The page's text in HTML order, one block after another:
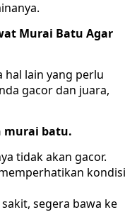
Murai Batu Agar
hal lain yang perlu
gacor dan juara,
murai batu.
tidak akan gacor.
kondisi
segera bawa ke